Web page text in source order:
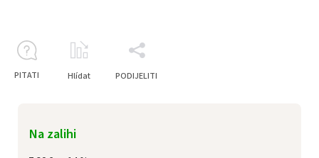
Na zalihi
PITATI Hlídat PODIJELITI